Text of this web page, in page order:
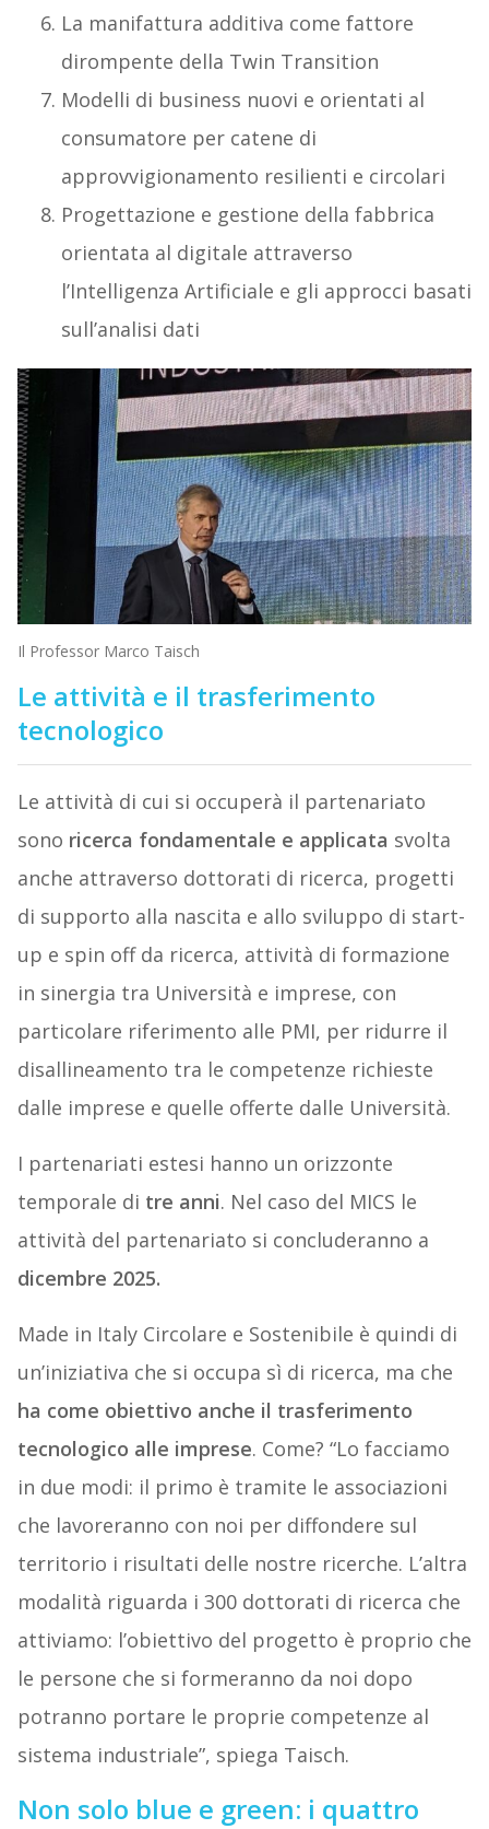
La manifattura additiva come fattore
dirompente della Twin Transition
Modelli di business nuovi e orientati al
consumatore per catene di
approvvigionamento resilienti e circolari
Progettazione e gestione della fabbrica
orientata al digitale attraverso
l’Intelligenza Artificiale e gli approcci basati
sull’analisi dati
Il Professor Marco Taisch
Le attività e il trasferimento
tecnologico
Le attività di cui si occuperà il partenariato
sono ricerca fondamentale e applicata svolta
anche attraverso dottorati di ricerca, progetti
di supporto alla nascita e allo sviluppo di start-
up e spin off da ricerca, attività di formazione
in sinergia tra Università e imprese, con
particolare riferimento alle PMI, per ridurre il
disallineamento tra le competenze richieste
dalle imprese e quelle offerte dalle Università.
I partenariati estesi hanno un orizzonte
temporale di tre anni. Nel caso del MICS le
attività del partenariato si concluderanno a
dicembre 2025.
Made in Italy Circolare e Sostenibile è quindi di
un’iniziativa che si occupa sì di ricerca, ma che
ha come obiettivo anche il trasferimento
tecnologico alle imprese. Come? “Lo facciamo
in due modi: il primo è tramite le associazioni
che lavoreranno con noi per diffondere sul
territorio i risultati delle nostre ricerche. L’altra
modalità riguarda i 300 dottorati di ricerca che
attiviamo: l’obiettivo del progetto è proprio che
le persone che si formeranno da noi dopo
potranno portare le proprie competenze al
sistema industriale”, spiega Taisch.
Non solo blue e green: i quattro